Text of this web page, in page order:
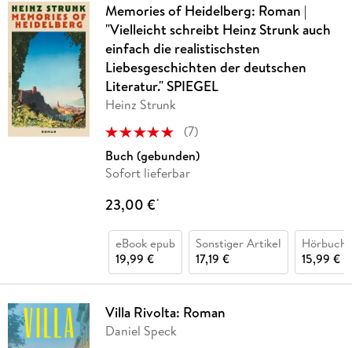
Memories of Heidelberg: Roman |
"Vielleicht schreibt Heinz Strunk auch
einfach die realistischsten
Liebesgeschichten der deutschen
Literatur." SPIEGEL
Heinz Strunk
(7)
Buch (gebunden)
Sofort lieferbar
23,00 €*
eBook epub
19,99 €
Sonstiger Artikel
17,19 €
Hörbuch
15,99 €
Villa Rivolta: Roman
Daniel Speck